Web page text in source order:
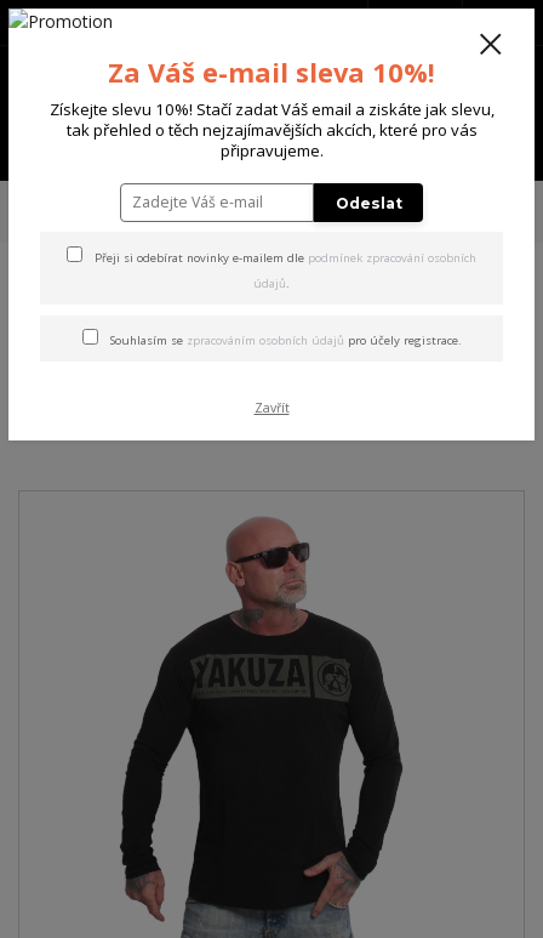
Menu
+420 702 136 620
TRIKA & TÍLKA
Yakuza pánské tričko s dlouhým
rukávem Bleak Basic Longsleeve T-Shirt black 3XL
dlouhým rukávem Bleak
Za Váš e-mail sleva 10%!
Získejte slevu 10%! Stačí zadat Váš email a ziskáte jak slevu,
tak přehled o těch nejzajímavějších akcích, které pro vás
připravujeme.
Odeslat
Přeji si odebírat novinky e-mailem dle podmínek zpracování osobních
údajů.
Souhlasím se zpracováním osobních údajů pro účely registrace.
Zavřít